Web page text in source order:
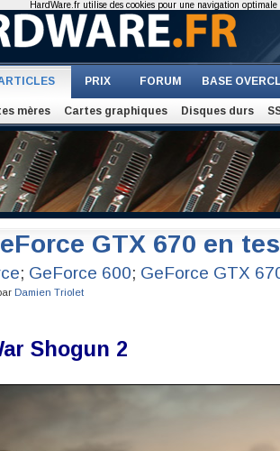
PRIX FORUM BASE
mères Cartes graphiques Disques durs
GTX 670 en
; GeForce 600; GeForce GTX
Damien Triolet
Shogun 2
HardWare.fr utilise des cookies pour une navigation